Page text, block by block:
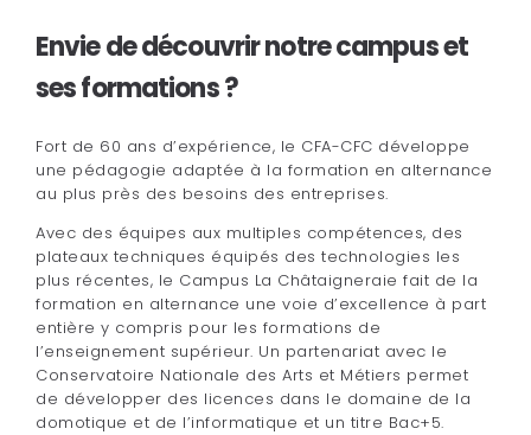
Envie de découvrir notre campus et
ses formations ?
Fort de 60 ans d’expérience, le CFA-CFC développe
une pédagogie adaptée à la formation en alternance
au plus près des besoins des entreprises.
Avec des équipes aux multiples compétences, des
plateaux techniques équipés des technologies les
plus récentes, le Campus La Châtaigneraie fait de la
formation en alternance une voie d’excellence à part
entière y compris pour les formations de
l’enseignement supérieur. Un partenariat avec le
Conservatoire Nationale des Arts et Métiers permet
de développer des licences dans le domaine de la
domotique et de l’informatique et un titre Bac+5.